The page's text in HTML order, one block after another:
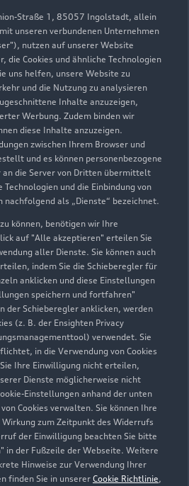
Straße 1, 85057 Ingolstadt, allein
unseren verbundenen Unternehmen
nutzen auf unserer Website
die Cookies und ähnliche Technologien
uns helfen, unsere Website zu
und die Nutzung zu analysieren
Inhalte anzuzeigen,
Werbung. Zudem binden wir
diese Inhalte anzuzeigen.
zwischen Ihrem Browser und
und es können personenbezogene
an die Server von Dritten übermittelt
Technologien und die Einbindung von
als „Dienste“ bezeichnet.
können, benötigen wir Ihre
auf "Alle akzeptieren" erteilen Sie
aller Dienste. Sie können auch
indem Sie die Schieberegler für
anklicken und diese Einstellungen
speichern und fortfahren"
der Schieberegler anklicken, werden
(z. B. der Ensighten Privacy
verwendet. Sie
in die Verwendung von Cookies
Ihre Einwilligung nicht erteilen,
Dienste möglicherweise nicht
Einstellungen anhand der unten
Cookies verwalten. Sie können Ihre
zum Zeitpunkt des Widerrufs
der Einwilligung beachten Sie bitte
in der Fußzeile der Webseite. Weitere
Hinweise zur Verwendung Ihrer
finden Sie in unserer Cookie Richtlinie,